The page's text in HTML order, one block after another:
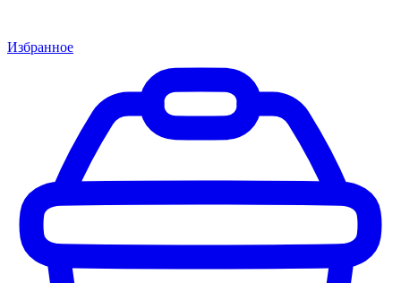
Избранное